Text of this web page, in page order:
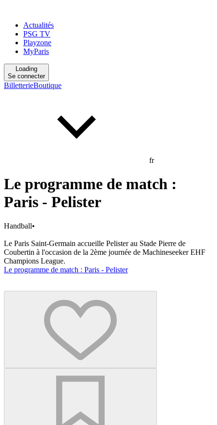
Actualités
PSG TV
Playzone
MyParis
Loading
Se connecter
BilletterieBoutique
fr
Le programme de match :
Paris - Pelister
Handball•
Le Paris Saint-Germain accueille Pelister au Stade Pierre de
Coubertin à l'occasion de la 2ème journée de Machineseeker EHF
Champions League.
Le programme de match : Paris - Pelister